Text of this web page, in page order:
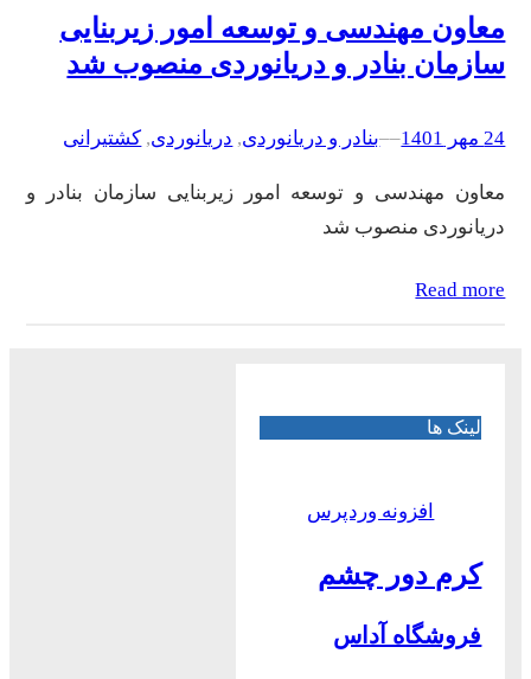
معاون مهندسی و توسعه امور زیربنایی
سازمان بنادر و دریانوردی منصوب شد
24 مهر 1401 –
–بنادر و دریانوردی, دریانوردی, کشتیرانی
معاون مهندسی و توسعه امور زیربنایی سازمان بنادر و
دریانوردی منصوب شد
Read more
لینک ها
افزونه وردپرس
کرم دور چشم
فروشگاه آداس